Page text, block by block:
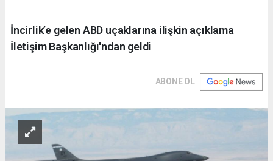
İncirlik’e gelen ABD uçaklarına ilişkin açıklama
İletişim Başkanlığı'ndan geldi
ABONE OL